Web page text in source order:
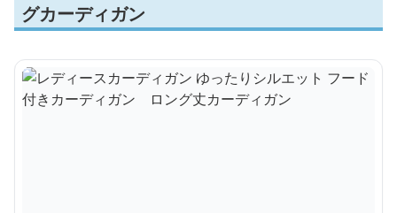
グカーディガン